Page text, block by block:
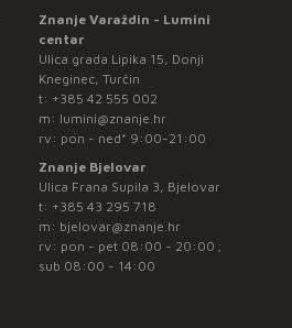
Znanje Varaždin - Lumini
centar
Ulica grada Lipika 15, Donji
Kneginec, Turčin
t: +385 42 555 002
m: lumini@znanje.hr
rv: pon - ned* 9:00-21:00
Znanje Bjelovar
Ulica Frana Supila 3, Bjelovar
t: +385 43 295 718
m: bjelovar@znanje.hr
rv: pon - pet 08:00 - 20:00 ;
sub 08:00 - 14:00